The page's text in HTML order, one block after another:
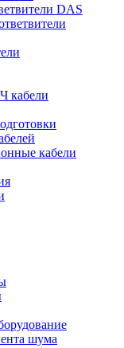
DAS
кабели
кабели
шума